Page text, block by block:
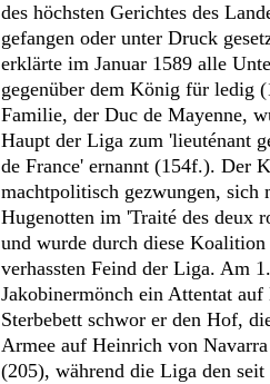
des höchsten Gerichtes des
gefangen oder unter Druck
erklärte im Januar 1589 alle
gegenüber dem König für ledig
Familie, der Duc de Mayenne,
Haupt der Liga zum 'lieuténant
de France' ernannt (154f.). Der
machtpolitisch gezwungen,
Hugenotten im 'Traité des deux
und wurde durch diese
verhassten Feind der Liga. Am
Jakobinermönch ein Attentat
Sterbebett schwor er den Hof,
Armee auf Heinrich von
(205), während die Liga den